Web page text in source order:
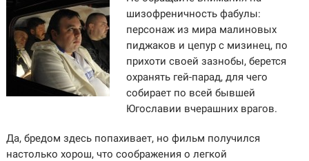
шизофреничность фабулы:
персонаж из мира малиновых
пиджаков и цепур с мизинец, по
прихоти своей зазнобы, берется
охранять гей-парад, для чего
собирает по всей бывшей
Югославии вчерашних врагов.
Да, бредом здесь попахивает, но фильм получился
настолько хорош, что соображения о легкой